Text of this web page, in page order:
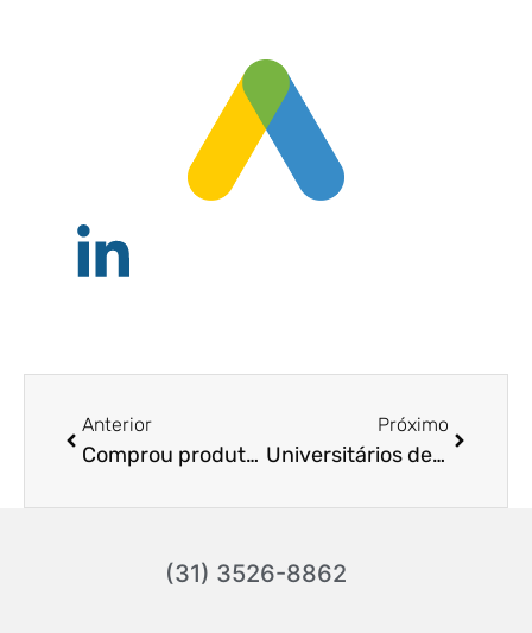
Anterior
Comprou produtos de mostruário ou em promoção? Saiba quais são seus direitos.
Próximo
Universitários de cursos não reconhecidos pelo MEC ganham indenização por danos morais e materiais.
(31) 3526-8862